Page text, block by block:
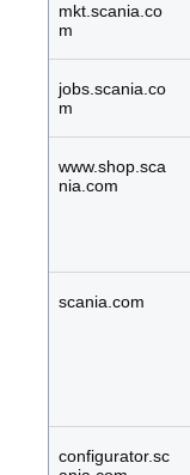
mkt.scania.co
m
jobs.scania.co
m
www.shop.sca
nia.com
scania.com
configurator.sc